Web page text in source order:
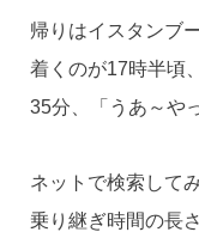
帰りはイスタンブ
着くのが17時半頃
35分、「うあ～や
ネットで検索して
乗り継ぎ時間の長